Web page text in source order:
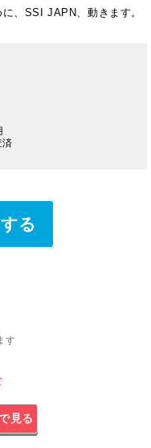
、SSI JAPN、動きます。
済
る
す
見る